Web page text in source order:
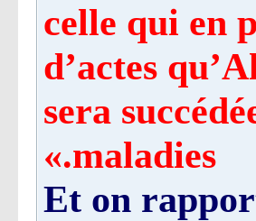
celle qui en
d’actes
sera
maladies.»
Et on